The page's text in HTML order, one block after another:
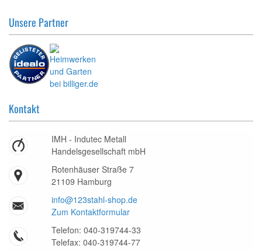
Unsere Partner
Kontakt
IMH - Indutec Metall
Handelsgesellschaft mbH
Rotenhäuser Straße 7
21109 Hamburg
info@123stahl-shop.de
Zum Kontaktformular
Telefon: 040-319744-33
Telefax: 040-319744-77